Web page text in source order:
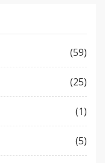
(59)
(25)
(1)
(5)